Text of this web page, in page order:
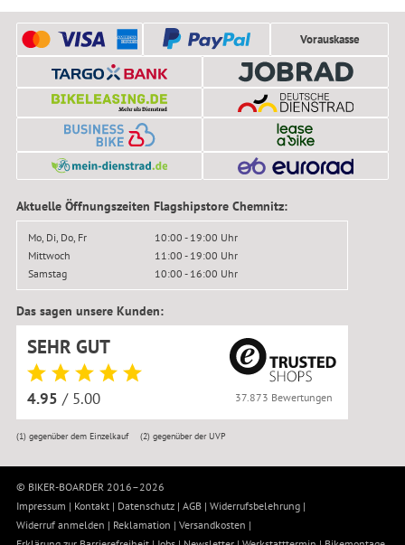
Vorauskasse
Aktuelle Öffnungszeiten Flagshipstore Chemnitz:
Mo, Di, Do, Fr
10:00 - 19:00 Uhr
Mittwoch
11:00 - 19:00 Uhr
Samstag
10:00 - 16:00 Uhr
Das sagen unsere Kunden:
SEHR GUT
4.95 / 5.00 37.873 Bewertungen
(1)gegenüber dem Einzelkauf (2) gegenüber der UVP
© BIKER-BOARDER 2016–2026
Impressum | Kontakt | Datenschutz | AGB | Widerrufsbelehrung |
Widerruf anmelden | Reklamation | Versandkosten |